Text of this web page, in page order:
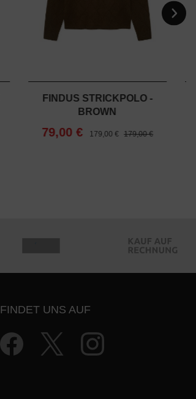
FINDUS STRICKPOLO -
BROWN
79,00 € 179,00 € 179,00 €
FINDET UNS AUF